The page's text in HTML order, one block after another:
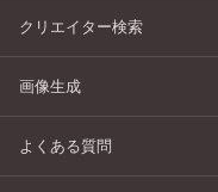
クリエイター検索
画像生成
よくある質問